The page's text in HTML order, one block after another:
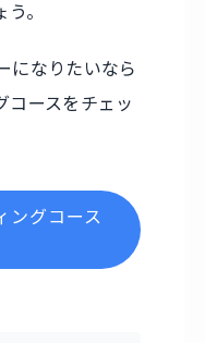
。
になりたいなら
コースをチェッ
グコース